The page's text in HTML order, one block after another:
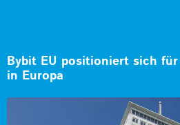
Bybit EU positioniert sich für
in Europa